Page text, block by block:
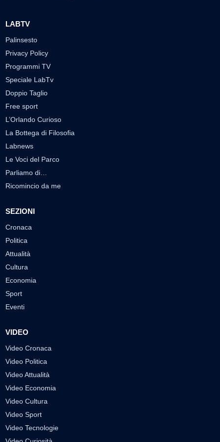
LABTV
Palinsesto
Privacy Policy
Programmi TV
Speciale LabTv
Doppio Taglio
Free sport
L’Orlando Curioso
La Bottega di Filosofia
Labnews
Le Voci del Parco
Parliamo di…
Ricomincio da me
SEZIONI
Cronaca
Politica
Attualità
Cultura
Economia
Sport
Eventi
VIDEO
Video Cronaca
Video Politica
Video Attualità
Video Economia
Video Cultura
Video Sport
Video Tecnologie